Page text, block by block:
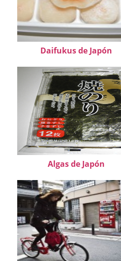
Daifukus de Japón
Algas de Japón